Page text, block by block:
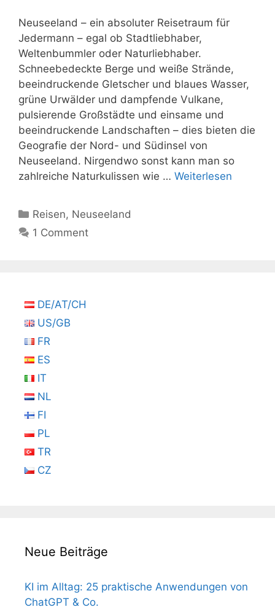
Neuseeland – ein absoluter Reisetraum für
Jedermann – egal ob Stadtliebhaber,
Weltenbummler oder Naturliebhaber.
Schneebedeckte Berge und weiße Strände,
beeindruckende Gletscher und blaues Wasser,
grüne Urwälder und dampfende Vulkane,
pulsierende Großstädte und einsame und
beeindruckende Landschaften – dies bieten die
Geografie der Nord- und Südinsel von
Neuseeland. Nirgendwo sonst kann man so
zahlreiche Naturkulissen wie … Weiterlesen
Kategorien
Reisen, Neuseeland
1 Comment
DE/AT/CH
US/GB
FR
ES
IT
NL
FI
PL
TR
CZ
Neue Beiträge
KI im Alltag: 25 praktische Anwendungen von
ChatGPT & Co.